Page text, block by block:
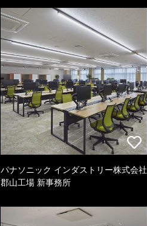
パナソニック インダストリー株式会社
郡山工場 新事務所